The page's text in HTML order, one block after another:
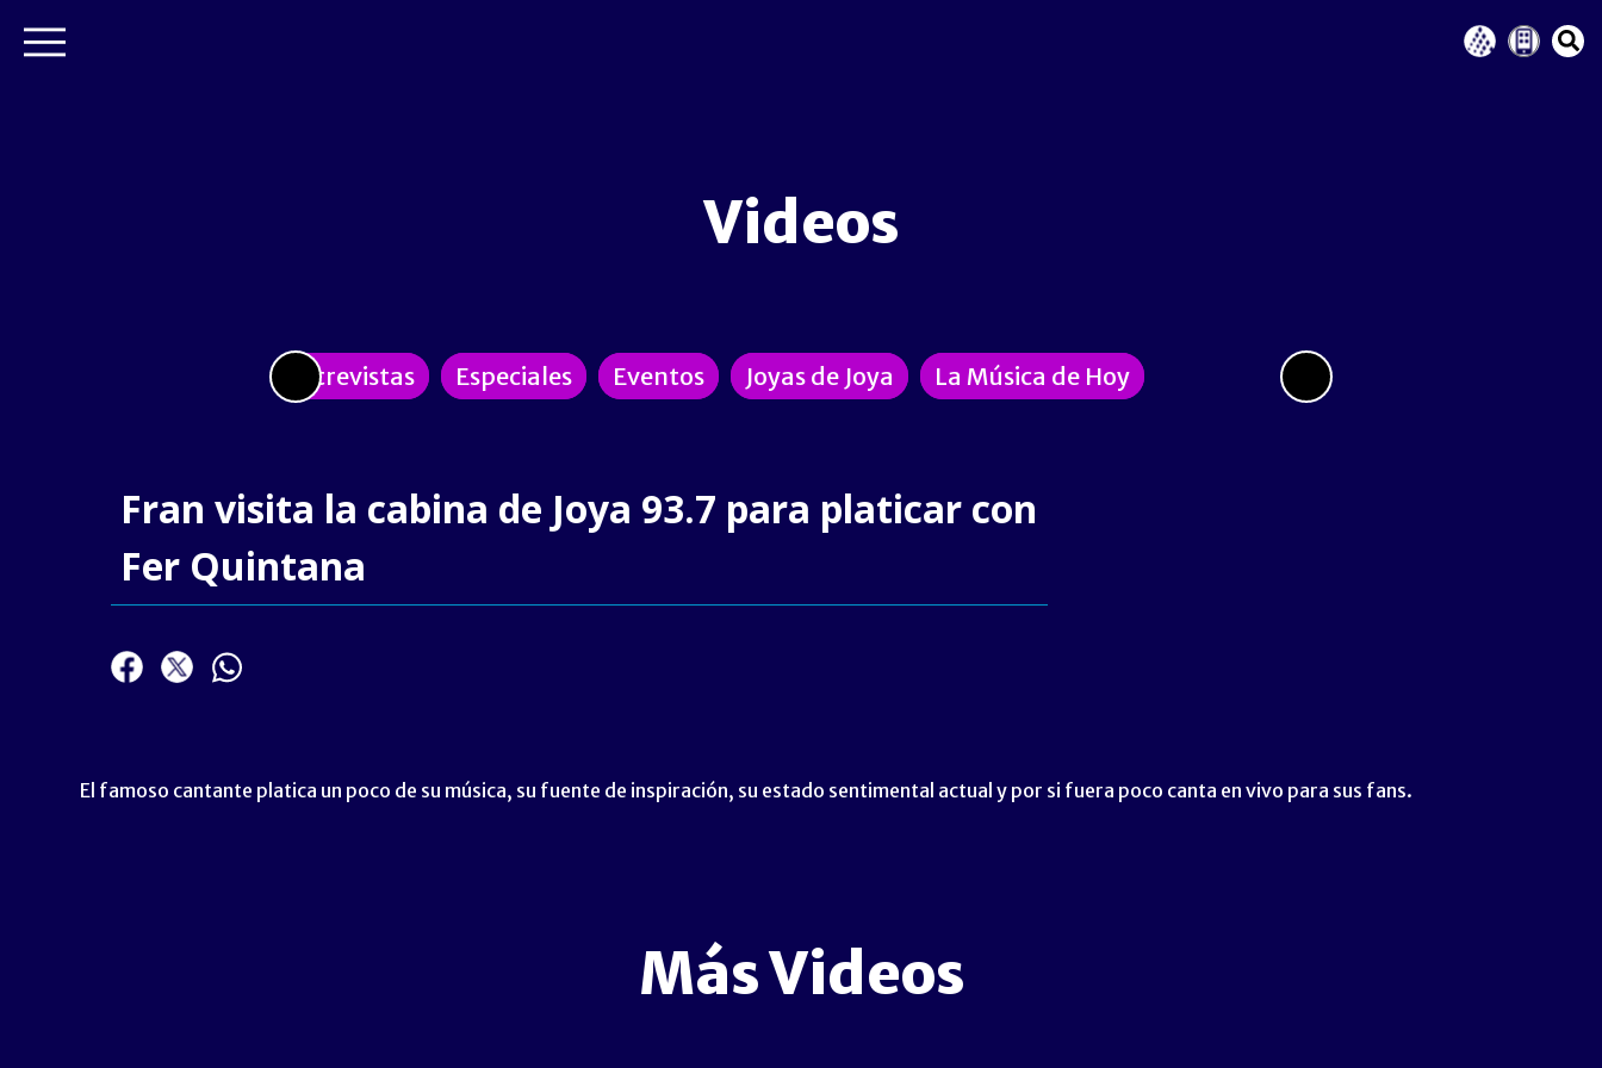
Videos
Entrevistas Especiales Eventos Joyas de Joya La Música de Hoy
Fran visita la cabina de Joya 93.7 para platicar con
Fer Quintana
El famoso cantante platica un poco de su música, su fuente de inspiración, su estado sentimental actual y por si fuera poco canta en vivo para sus fans.
Más Videos